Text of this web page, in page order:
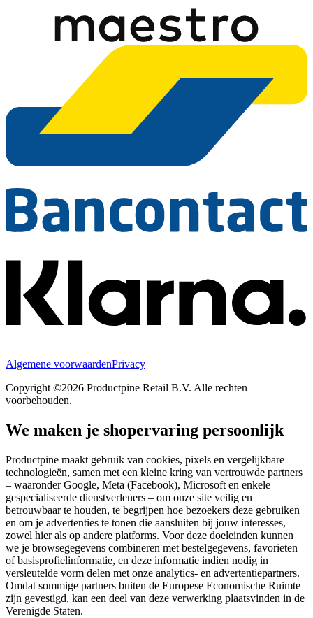
Algemene voorwaardenPrivacy
Copyright ©2026 Productpine Retail B.V. Alle rechten
voorbehouden.
We maken je shopervaring persoonlijk
Productpine maakt gebruik van cookies, pixels en vergelijkbare
technologieën, samen met een kleine kring van vertrouwde partners
– waaronder Google, Meta (Facebook), Microsoft en enkele
gespecialiseerde dienstverleners – om onze site veilig en
betrouwbaar te houden, te begrijpen hoe bezoekers deze gebruiken
en om je advertenties te tonen die aansluiten bij jouw interesses,
zowel hier als op andere platforms. Voor deze doeleinden kunnen
we je browsegegevens combineren met bestelgegevens, favorieten
of basisprofielinformatie, en deze informatie indien nodig in
versleutelde vorm delen met onze analytics- en advertentiepartners.
Omdat sommige partners buiten de Europese Economische Ruimte
zijn gevestigd, kan een deel van deze verwerking plaatsvinden in de
Verenigde Staten.